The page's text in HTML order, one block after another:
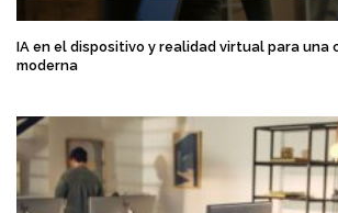
IA en el dispositivo y realidad virtual para una
moderna